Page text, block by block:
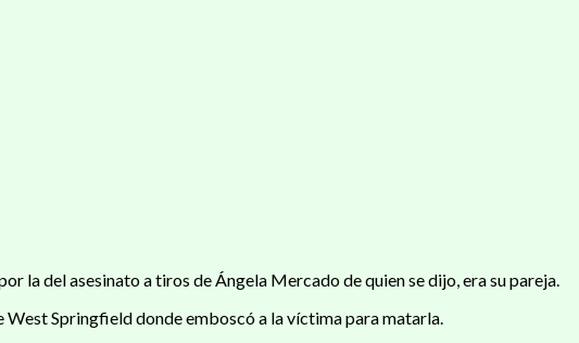
la del asesinato a tiros de Ángela Mercado de quien se dijo, era su pareja.
West Springfield donde emboscó a la víctima para matarla.